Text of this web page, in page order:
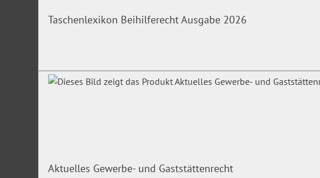
Taschenlexikon Beihilferecht Ausgabe 2026
Aktuelles Gewerbe- und Gaststättenrecht